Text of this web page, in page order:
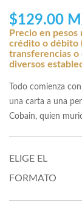
$129.00
Precio en pesos
crédito o débito
transferencias o
diversos
Todo comienza
una carta a una
Cobain, quien
ELIGE EL
FORMATO